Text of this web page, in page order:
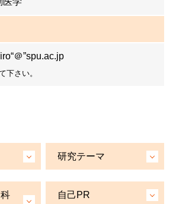
＠”spu.ac.jp
下さい。
研究テーマ
自己PR